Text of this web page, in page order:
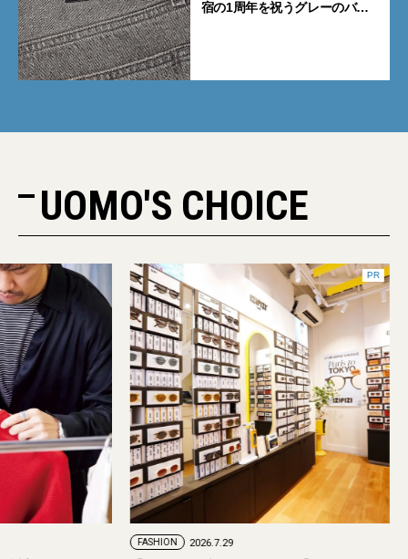
宿の1周年を祝うグレーのバ
UOMO'S CHOICE
PR
FASHION 2026.7.29